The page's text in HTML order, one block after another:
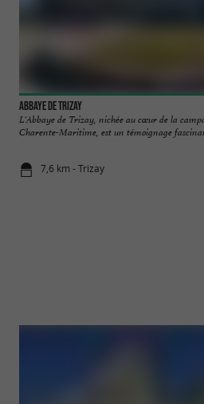
Abbaye de Trizay
L'Abbaye de Trizay, nichée au cœur de la
Charente-Maritime, est un témoignage
7,6 km - Trizay